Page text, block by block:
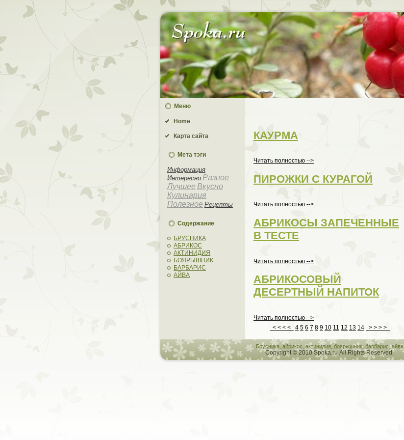
Меню
Home
Карта сайта
Мета тэги
Информация
Интересно Разное
Лучшее Вкусно
Кулинария
Полезное Рецепты
Содержание
БРУСНИКА
АБРИКОС
АКТИНИДИЯ
БОЯРЫШНИК
БАРБАРИС
АЙВА
КАУРМА
Читать полностью -->
ПИРОЖКИ С КУРАГОЙ
Читать полностью -->
АБРИКОСЫ ЗАПЕЧЕННЫЕ
В ТЕСТЕ
Читать полностью -->
АБРИКОСОВЫЙ
ДЕСЕРТНЫЙ НАПИТОК
Читать полностью -->
< < < <
4 5 6 7 8 9 10 11 12 13 14 > > > >
Брусника, абрикос, актинидия, боярышник, барбарис, айва
Copyright © 2010 Spoka.ru All Rights Reserved.